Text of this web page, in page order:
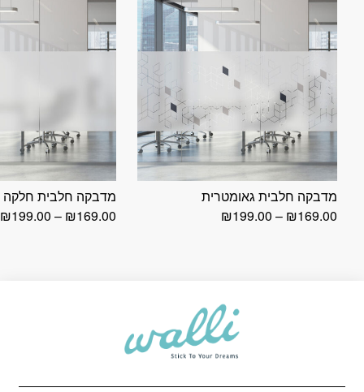
מדבקה חלבית גאומטרית
₪169.00
–
₪199.00
מדבקה חלבית חלקה
₪169.00
–
₪199.00